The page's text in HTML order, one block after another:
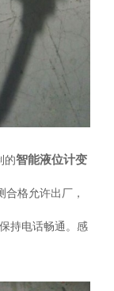
的智能液位计变
格允许出厂，
持电话畅通。感